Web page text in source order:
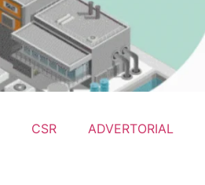
CSR ADVERTORIAL